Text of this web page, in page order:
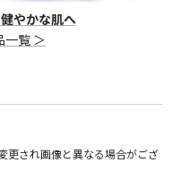
やかな肌へ
一覧 ＞
更され画像と異なる場合がござ